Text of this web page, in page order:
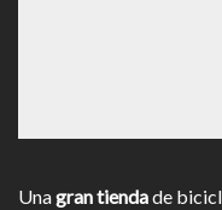
Unagran tiendade